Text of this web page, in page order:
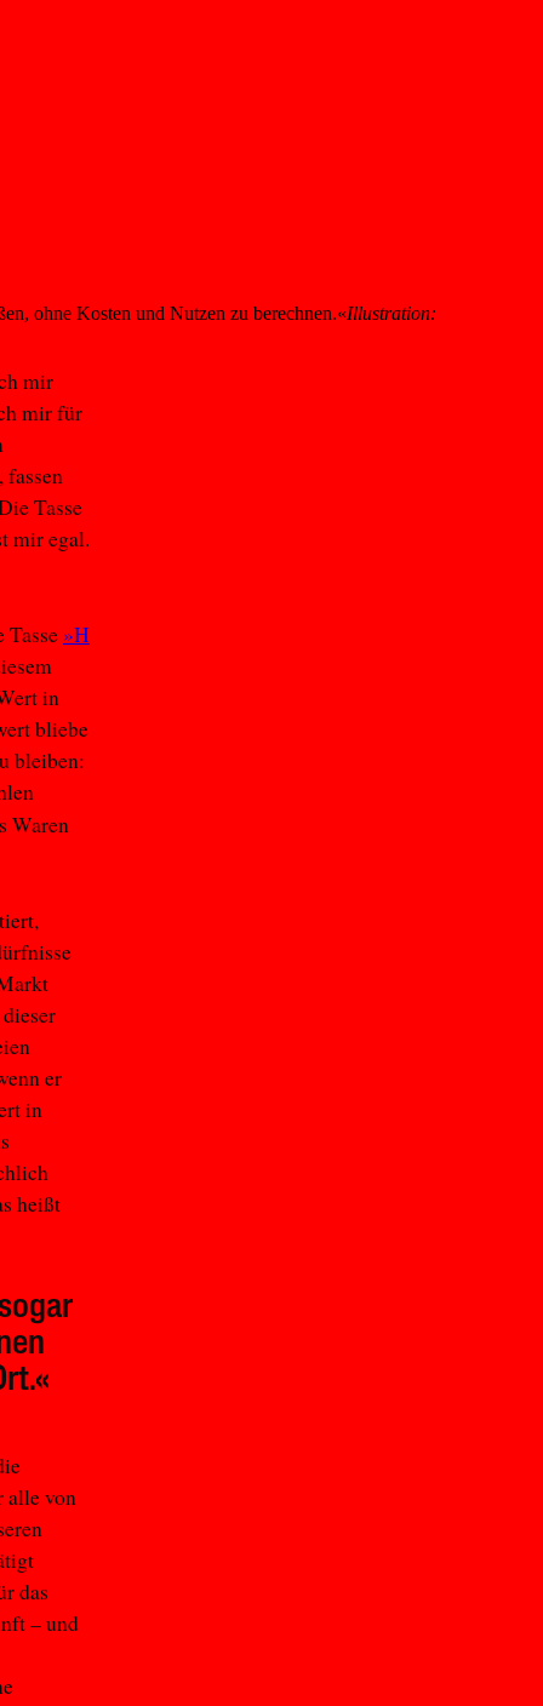
ohne Kosten und Nutzen zu berechnen.«Illustration:
mir
mir für
Tasse
mir egal.
»H
in
bliebe
bleiben:
Waren
er
in
heißt
alle von
das
– und